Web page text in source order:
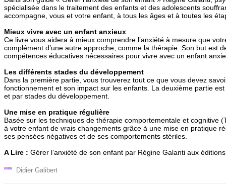
spécialisée dans le traitement des enfants et des adolescents
accompagne, vous et votre enfant, à tous les âges et à toutes les
Mieux vivre avec un enfant anxieux
Ce livre vous aidera à mieux comprendre l’anxiété à mesure que
complément d’une autre approche, comme la thérapie. Son but est
compétences éducatives nécessaires pour vivre avec un enfant
Les différents stades du développement
Dans la première partie, vous trouverez tout ce que vous devez
fonctionnement et son impact sur les enfants. La deuxième partie
et par stades du développement.
Une mise en pratique régulière
Basée sur les techniques de thérapie comportementale et cognitive
à votre enfant de vrais changements grâce à une mise en pratique
ses pensées négatives et de ses comportements stériles.
A Lire : Gérer l’anxiété de son enfant par Régine Galanti aux
Didier Galibert